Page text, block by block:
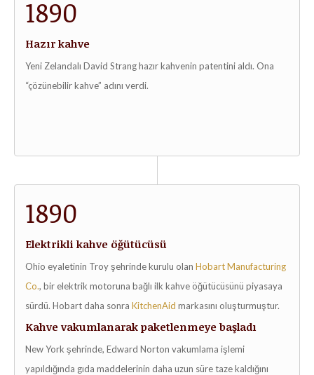
1890
Hazır kahve
Yeni Zelandalı David Strang hazır kahvenin patentini aldı. Ona
“çözünebilir kahve” adını verdi.
1890
Elektrikli kahve öğütücüsü
Ohio eyaletinin Troy şehrinde kurulu olan Hobart Manufacturing
Co., bir elektrik motoruna bağlı ilk kahve öğütücüsünü piyasaya
sürdü. Hobart daha sonra KitchenAid markasını oluşturmuştur.
Kahve vakumlanarak paketlenmeye başladı
New York şehrinde, Edward Norton vakumlama işlemi
yapıldığında gıda maddelerinin daha uzun süre taze kaldığını